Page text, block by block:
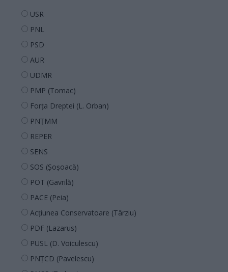
USR
PNL
PSD
AUR
UDMR
PMP (Tomac)
Forța Dreptei (L. Orban)
PNȚMM
REPER
SENS
SOS (Șoșoacă)
POT (Gavrilă)
PACE (Peia)
Acțiunea Conservatoare (Târziu)
PDF (Lazarus)
PUSL (D. Voiculescu)
PNȚCD (Pavelescu)